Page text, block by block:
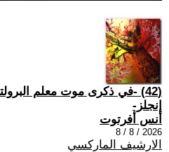
(42) -في ذكرى موت معلم
إنجلز-
أنس أفرتوت
2026 / 8 / 8
الارشيف الماركسي